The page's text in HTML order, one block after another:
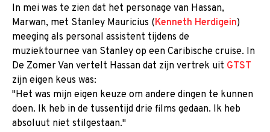
In mei was te zien dat het personage van Hassan,
Marwan, met Stanley Mauricius (Kenneth Herdigein)
meeging als personal assistent tijdens de
muziektournee van Stanley op een Caribische cruise. In
De Zomer Van vertelt Hassan dat zijn vertrek uit GTST
zijn eigen keus was:
"Het was mijn eigen keuze om andere dingen te kunnen
doen. Ik heb in de tussentijd drie films gedaan. Ik heb
absoluut niet stilgestaan."